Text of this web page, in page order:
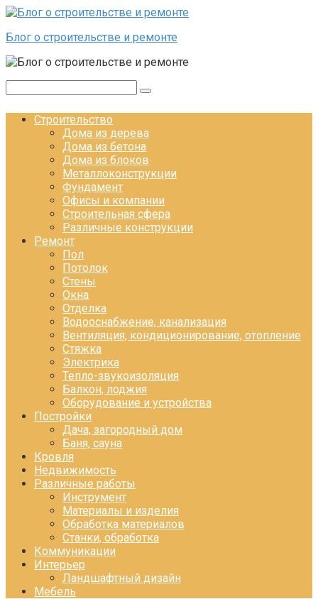
Перейти к контенту
Блог о строительстве и ремонте
Строительство
Дома из дерева
Дома из бетона
Дома из блоков
Металлоконструкции
Фундамент
Офисы и компании
Строительная сфера
Различные конструкции
Ремонт
Пол
Потолок
Стены
Окна
Отделка
Водооснабжение, канализация
Вентиляция, кондиционирование, отопление
Стяжка
Электрика
Тепло-звукоизоляция
Балкон, лоджия
Оборудование и устройства
Постройки
Дача, загородный дом
Баня, сауна
Кровля
Недвижимость
Различные работы
Инструмент
Материалы и изделия
Обработка материалов
Станки, обработка
Коммуникации
Интерьер
Ландшафтный дизайн
Мебель